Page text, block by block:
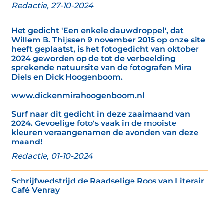
Redactie, 27-10-2024
Het gedicht 'Een enkele dauwdroppel', dat
Willem B. Thijssen 9 november 2015 op onze site
heeft geplaatst, is het fotogedicht van oktober
2024 geworden op de tot de verbeelding
sprekende natuursite van de fotografen Mira
Diels en Dick Hoogenboom.
www.dickenmirahoogenboom.nl
Surf naar dit gedicht in deze zaaimaand van
2024. Gevoelige foto's vaak in de mooiste
kleuren veraangenamen de avonden van deze
maand!
Redactie, 01-10-2024
Schrijfwedstrijd de Raadselige Roos van Literair
Café Venray